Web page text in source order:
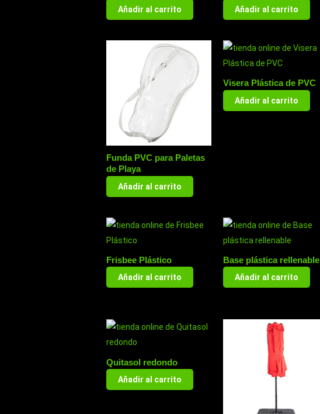
Añadir al carrito Añadir al carrito
Funda PVC para Paletas
de Playa
Añadir al carrito
Visera Plástica de PVC
Añadir al carrito
Frisbee Plástico
Añadir al carrito
Base plástica rellenable
Añadir al carrito
Quitasol redondo
Añadir al carrito